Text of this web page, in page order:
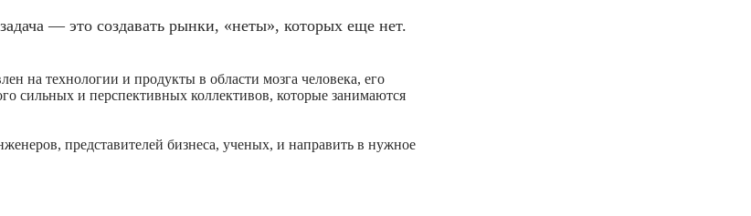
— это создавать рынки, «неты», которых еще нет.
на технологии и продукты в области мозга человека, его
сильных и перспективных коллективов, которые занимаются
представителей бизнеса, ученых, и направить в нужное